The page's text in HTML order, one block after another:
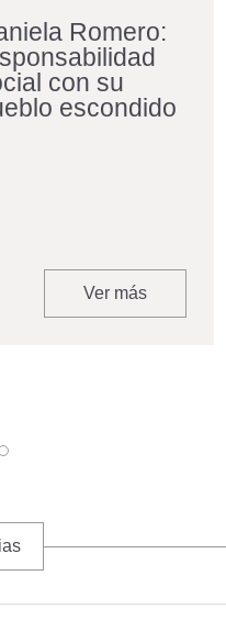
Romero:
con su
escondido
Ver más